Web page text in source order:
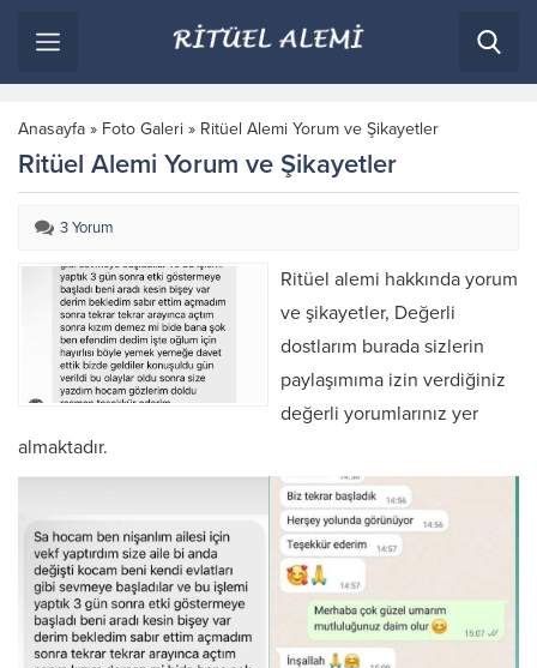
Anasayfa » Foto Galeri » Ritüel Alemi Yorum ve Şikayetler
Ritüel Alemi Yorum ve Şikayetler
3 Yorum
Ritüel alemi hakkında yorum
ve şikayetler, Değerli
dostlarım burada sizlerin
paylaşımıma izin verdiğiniz
değerli yorumlarınız yer
almaktadır.